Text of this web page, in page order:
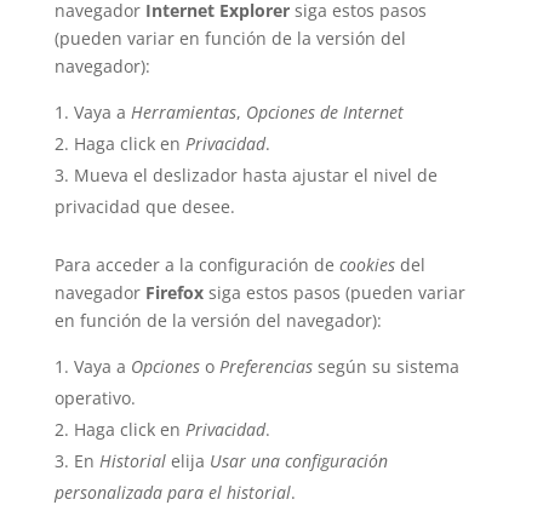
navegador Internet Explorersiga estos pasos
(pueden variar en función de la versión del
navegador):
Vaya a Herramientas, Opciones de Internet
Haga click en Privacidad.
Mueva el deslizador hasta ajustar el nivel de
privacidad que desee.
Para acceder a la configuración de cookiesdel
navegador Firefoxsiga estos pasos (pueden variar
en función de la versión del navegador):
Vaya a Opcioneso Preferenciassegún su sistema
operativo.
Haga click en Privacidad.
En Historialelija Usar una configuración
personalizada para el historial.